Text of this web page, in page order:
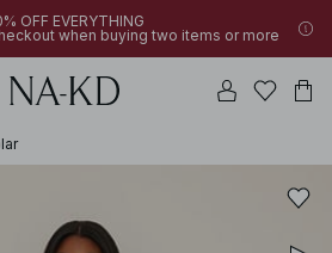
OFF EVERYTHING
when buying two items or more